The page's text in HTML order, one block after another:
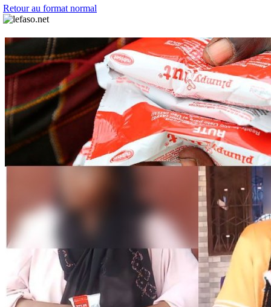
Retour au format normal